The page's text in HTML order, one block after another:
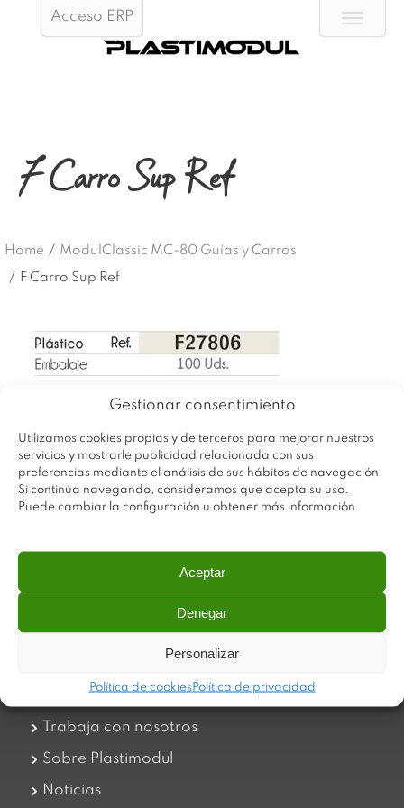
Gestionar consentimiento
Utilizamos cookies propias y de terceros para mejorar nuestros
servicios y mostrarle publicidad relacionada con sus
preferencias mediante el análisis de sus hábitos de navegación.
Si continúa navegando, consideramos que acepta su uso.
Puede cambiar la configuración u obtener más información
Aceptar
Denegar
Personalizar
Política de cookies Política de privacidad
Acceso ERP
F Carro Sup Ref
Home / ModulClassic MC-80 Guías y Carros
/ F Carro Sup Ref
en medios tecnológicos que permiten aportar soluciones
calidad y el mejor servicio a nuestros clientes.
Trabaja con nosotros
Sobre Plastimodul
Noticias